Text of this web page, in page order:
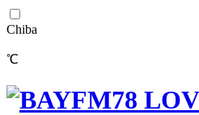
Chiba
℃